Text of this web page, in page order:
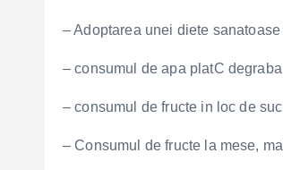
– Adoptarea unei diete
– consumul de apa platC
– consumul de fructe in loc de
– Consumul de fructe la mese,